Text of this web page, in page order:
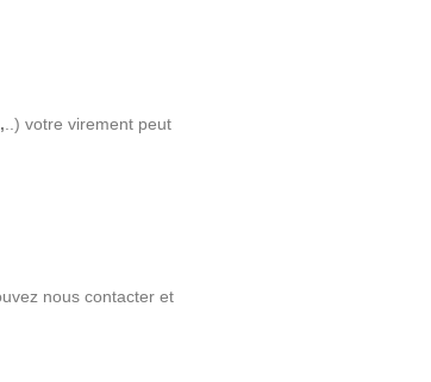
..) votre virement peut
nous contacter et